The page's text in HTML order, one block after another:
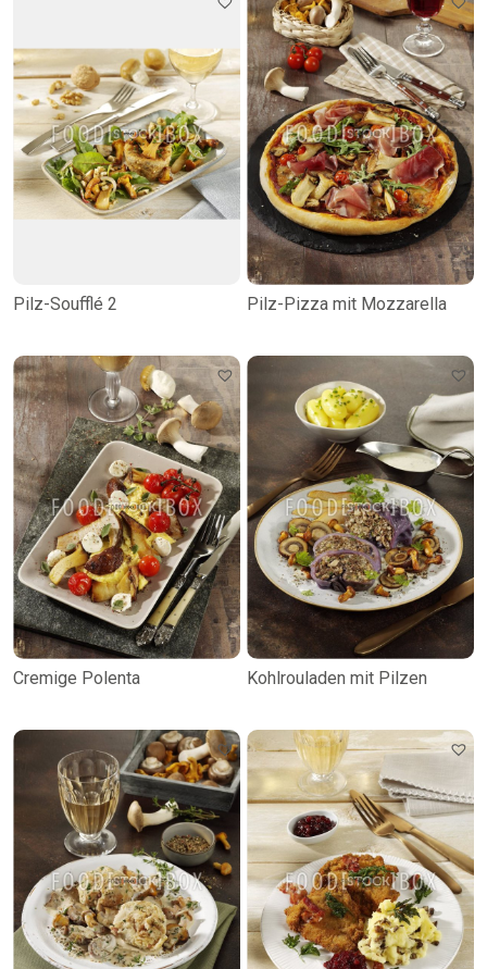
Pilz-Soufflé 2 Pilz-Pizza mit Mozzarella
Cremige Polenta Kohlrouladen mit Pilzen